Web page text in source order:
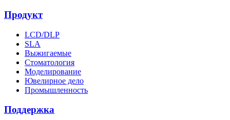
Продукт
LCD/DLP
SLA
Выжигаемые
Стоматология
Моделирование
Ювелирное дело
Промышленность
Поддержка